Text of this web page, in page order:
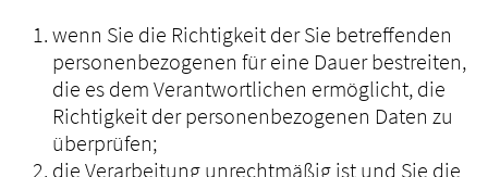
wenn Sie die Richtigkeit der Sie betreffenden
personenbezogenen für eine Dauer bestreiten,
die es dem Verantwortlichen ermöglicht, die
Richtigkeit der personenbezogenen Daten zu
überprüfen;
die Verarbeitung unrechtmäßig ist und Sie die